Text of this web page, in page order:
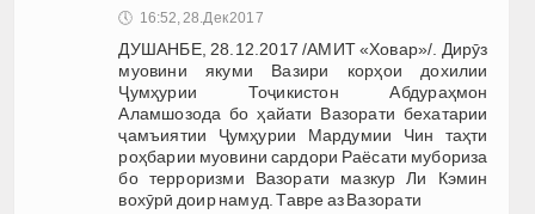
🕔 16:52, 28.Дек 2017
ДУШАНБЕ, 28.12.2017 /АМИТ «Ховар»/. Дирӯз
муовини якуми Вазири корҳои дохилии
Ҷумҳурии Тоҷикистон Абдураҳмон
Аламшозода бо ҳайати Вазорати бехатарии
ҷамъиятии Ҷумҳурии Мардумии Чин таҳти
роҳбарии муовини сардори Раёсати мубориза
бо терроризми Вазорати мазкур Ли Кэмин
вохӯрӣ доир намуд. Тавре аз Вазорати